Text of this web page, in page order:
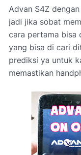
Advan S4Z
jadi jika sobat
cara pertama bisa
yang bisa di cari
prediksi ya untuk
memastikan